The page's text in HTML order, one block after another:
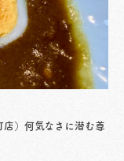
）何気なさに潜む尊